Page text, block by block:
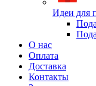
Идеи для
О нас
Оплата
Доставка
Контакты